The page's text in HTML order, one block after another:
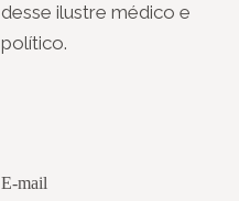
desse ilustre médico e
político.
E-mail